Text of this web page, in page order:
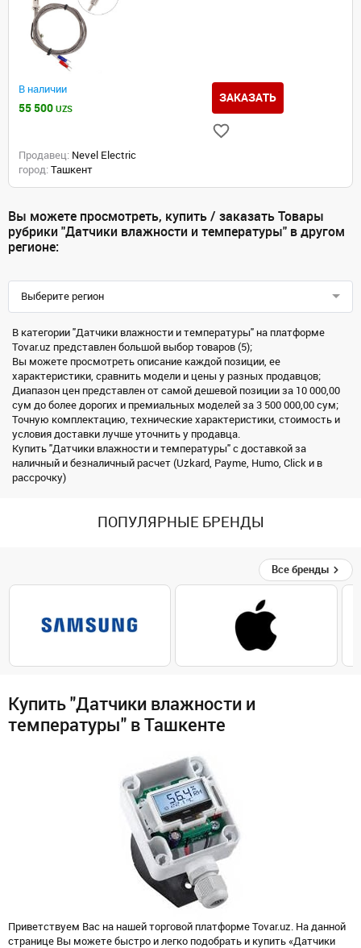
В наличии
55 500 UZS
ЗАКАЗАТЬ
Продавец: Nevel Electric
город: Ташкент
Вы можете просмотреть, купить / заказать Товары
рубрики "Датчики влажности и температуры" в другом
регионе:
Выберите регион
В категории "Датчики влажности и температуры" на платформе
Tovar.uz представлен большой выбор товаров (5);
Вы можете просмотреть описание каждой позиции, ее
характеристики, сравнить модели и цены у разных продавцов;
Диапазон цен представлен от самой дешевой позиции за 10 000,00
сум до более дорогих и премиальных моделей за 3 500 000,00 сум;
Точную комплектацию, технические характеристики, стоимость и
условия доставки лучше уточнить у продавца.
Купить "Датчики влажности и температуры" с доставкой за
наличный и безналичный расчет (Uzkard, Payme, Humo, Click и в
рассрочку)
ПОПУЛЯРНЫЕ БРЕНДЫ
Все бренды
Купить "Датчики влажности и
температуры" в Ташкенте
Приветствуем Вас на нашей торговой платформе Tovar.uz. На данной
странице Вы можете быстро и легко подобрать и купить «Датчики